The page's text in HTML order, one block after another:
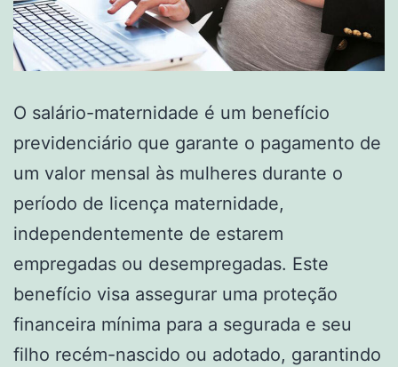
O salário-maternidade é um benefício
previdenciário que garante o pagamento de
um valor mensal às mulheres durante o
período de licença maternidade,
independentemente de estarem
empregadas ou desempregadas. Este
benefício visa assegurar uma proteção
financeira mínima para a segurada e seu
filho recém-nascido ou adotado, garantindo